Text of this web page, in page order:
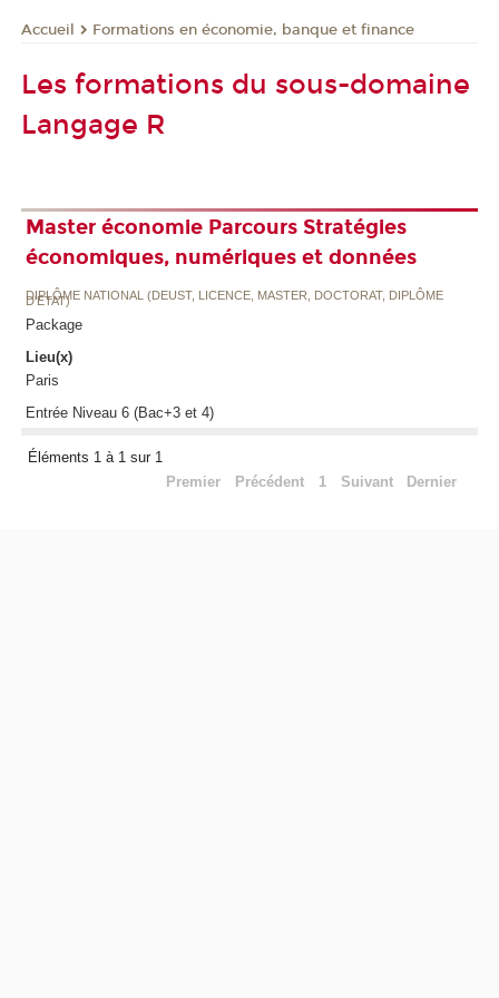
Accueil Formations en économie, banque et finance
Les formations du sous-domaine
Langage R
Master économie Parcours Stratégies
économiques, numériques et données
DIPLÔME NATIONAL (DEUST, LICENCE, MASTER, DOCTORAT, DIPLÔME
D'ETAT)
Package
Lieu(x)
Paris
Entrée Niveau 6 (Bac+3 et 4)
Éléments 1 à 1 sur 1
Premier
Précédent 1 Suivant Dernier